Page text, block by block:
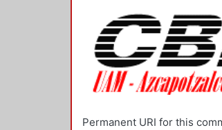
Permanent URI for this